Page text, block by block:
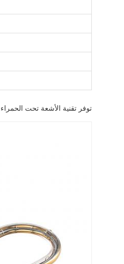
توفر تقنية الأشعة تحت الحمراء